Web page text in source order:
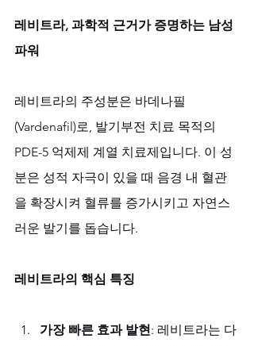
레비트라, 과학적 근거가 증명하는 남성
파워
레비트라의 주성분은 바데나필
(Vardenafil)로, 발기부전 치료 목적의
PDE-5 억제제 계열 치료제입니다. 이 성
분은 성적 자극이 있을 때 음경 내 혈관
을 확장시켜 혈류를 증가시키고 자연스
러운 발기를 돕습니다.
레비트라의 핵심 특징
가장 빠른 효과 발현: 레비트라는 다